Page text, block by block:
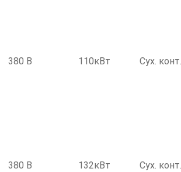
380 В 110кВт Сух.
380 В 132кВт Сух.